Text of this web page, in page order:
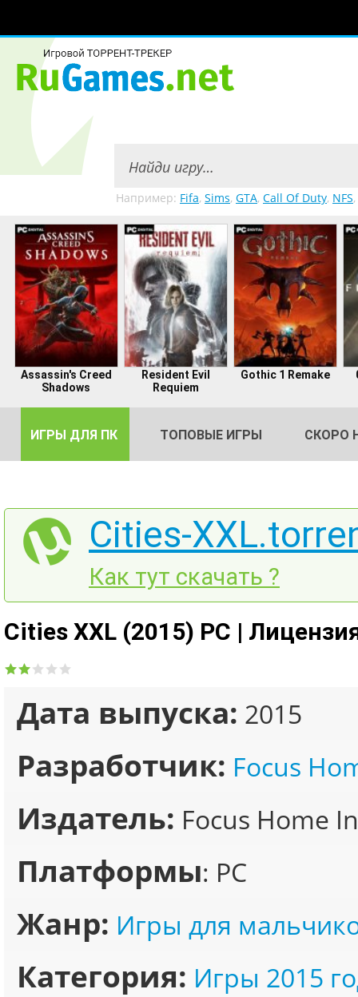
Например: Fifa, Sims, GTA, Call Of Duty, NFS,
Assassin's Creed
Shadows
Resident Evil
Requiem
Gothic 1 Remake
ИГРЫ ДЛЯ ПК ТОПОВЫЕ ИГРЫ СКОРО
Cities-
Как тут скачать ?
Cities XXL (2015) PC |
Дата выпуска: 2015
Разработчик: Focus
Издатель: Focus Home
Платформы: PC
Жанр: Игры для
Категория: Игры 2015